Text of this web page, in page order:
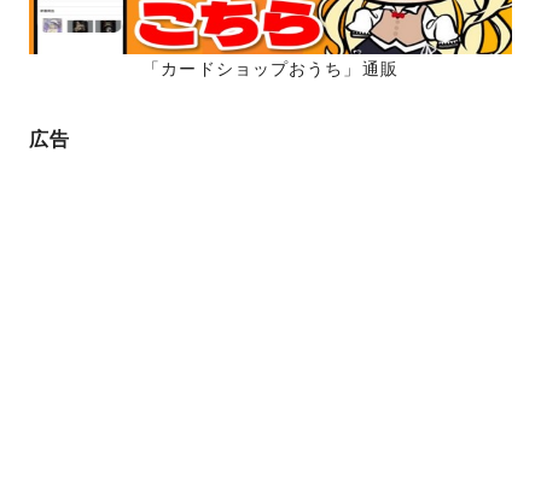
送
り
「カードショップおうち」通販
広告